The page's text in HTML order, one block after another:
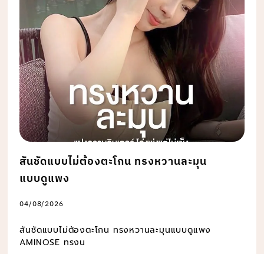
สันชัดแบบไม่ต้องตะโกน ทรงหวานละมุน
แบบดูแพง
04/08/2026
สันชัดแบบไม่ต้องตะโกน ทรงหวานละมุนแบบดูแพง
AMINOSE ทรงน